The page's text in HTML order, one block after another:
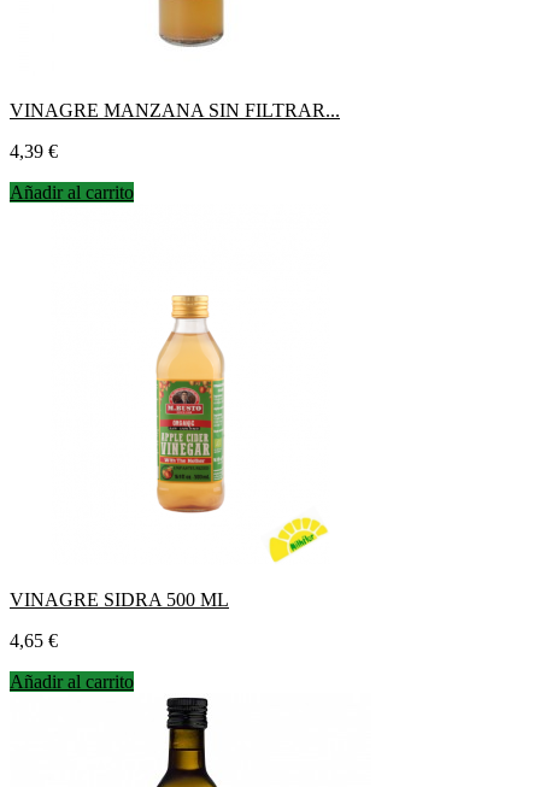
VINAGRE MANZANA SIN FILTRAR...
Precio
4,39 €
Añadir al carrito
VINAGRE SIDRA 500 ML
Precio
4,65 €
Añadir al carrito